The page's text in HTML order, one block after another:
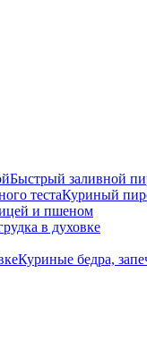
Быстрый заливной
Куриный
и пшеном
в духовке
Куриные бедра,